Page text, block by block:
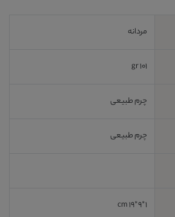
مردانه
چرم طبیعی
چرم طبیعی